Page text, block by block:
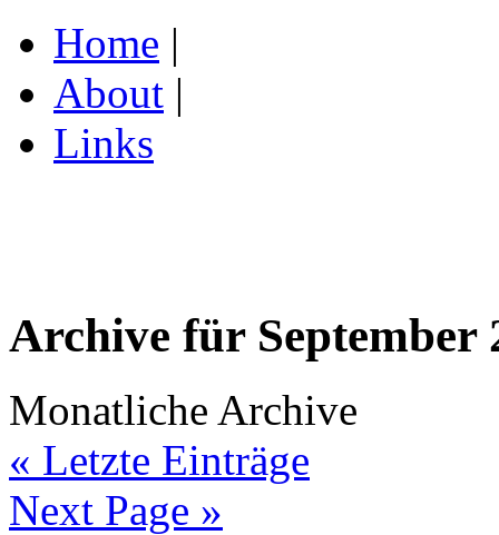
Home |
About |
Links
Archive für September
Monatliche Archive
« Letzte Einträge
Next Page »